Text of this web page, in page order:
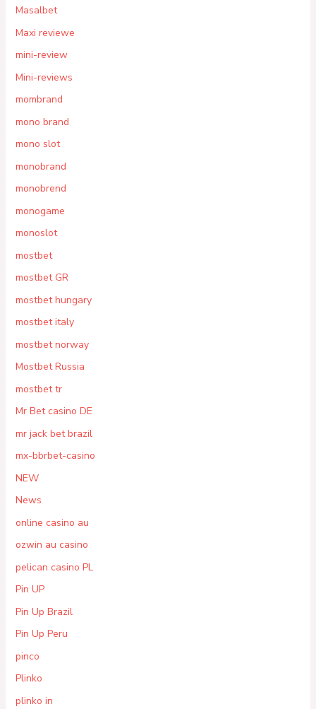
Masalbet
Maxi reviewe
mini-review
Mini-reviews
mombrand
mono brand
mono slot
monobrand
monobrend
monogame
monoslot
mostbet
mostbet GR
mostbet hungary
mostbet italy
mostbet norway
Mostbet Russia
mostbet tr
Mr Bet casino DE
mr jack bet brazil
mx-bbrbet-casino
NEW
News
online casino au
ozwin au casino
pelican casino PL
Pin UP
Pin Up Brazil
Pin Up Peru
pinco
Plinko
plinko in